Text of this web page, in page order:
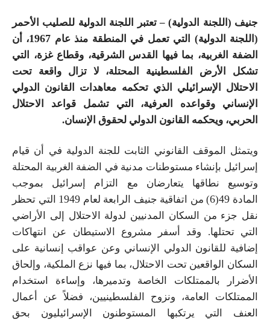
جنيف (اللجنة الدولية) – تعتبر اللجنة الدولية للصليب الأحمر
(اللجنة الدولية) التي تعمل في المنطقة منذ عام 1967، أن
الضفة الغربية، بما فيها القدس الشرقية، وقطاع غزة، التي
تشكل الأرض الفلسطينية المحتلة، لا تزال واقعة تحت
الاحتلال الإسرائيلي الذي تحكمه معاهدات القانون الدولي
الإنساني وقواعده العرفية، التي تشمل قواعد الاحتلال
الحربي، ويحكمه القانون الدولي لحقوق الإنسان.
ويتمثل الموقف القانوني الثابت للجنة الدولية في أن قيام
إسرائيل بإنشاء مستوطنات مدنية في الضفة الغربية المحتلة
وتوسيع نطاقها يتعارضان مع التزام إسرائيل بموجب
المادة 49
(
6) من اتفاقية جنيف الرابعة لعام 1949 التي تحظر
نقل جزء من السكان المدنيين لدولة الاحتلال
إلى الأراضي
التي تحتلها. وقد أسفر مشروع الاستيطان عن انتهاكات
إضافية للقانون الدولي الإنساني وعن عواقب إنسانية على
السكان الواقعين تحت الاحتلال، بما فيها نزع الملكية، وإلحاق
الأضرار بالممتلكات الخاصة وتدميرها، وإساءة استخدام
الممتلكات العامة، ونزوح الفلسطينيين، فضلاً عن
أعمال
العنف التي يرتكبها المستوطنون الإسرائيليون بحق